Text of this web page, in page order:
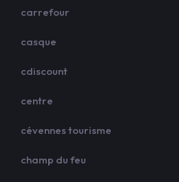
carrefour
casque
cdiscount
centre
cévennes tourisme
champ du feu